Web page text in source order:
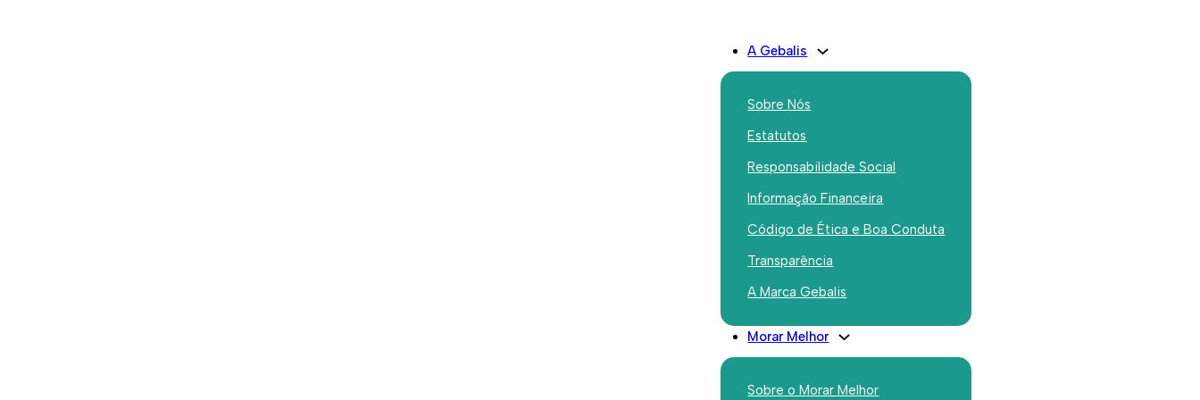
A Gebalis
Sobre Nós
Estatutos
Responsabilidade Social
Informação Financeira
Código de Ética e Boa Conduta
Transparência
A Marca Gebalis
Morar Melhor
Sobre o Morar Melhor
Recrutamento Técnico Superior de